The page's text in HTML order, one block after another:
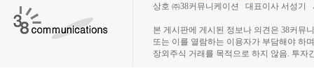
상호 ㈜38커뮤니케이션 대표이사 서성기
본 게시판에 게시된 정보나 의견은 38커뮤
또는 이를 열람하는 이용자가 부담해야 하
장외주식 거래를 목적으로 하지 않음. 투